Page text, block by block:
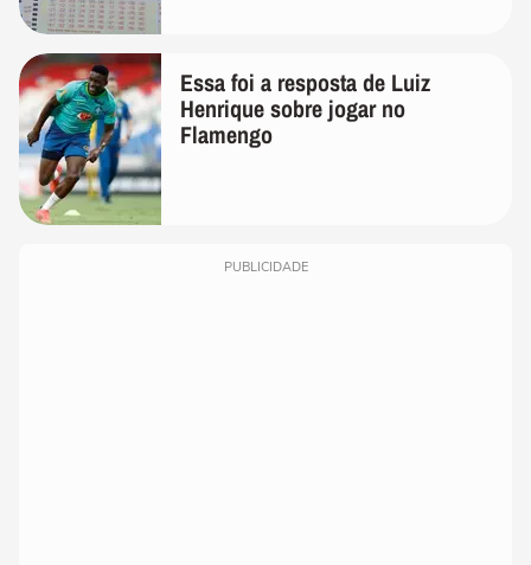
Essa foi a resposta de Luiz
Henrique sobre jogar no
Flamengo
PUBLICIDADE